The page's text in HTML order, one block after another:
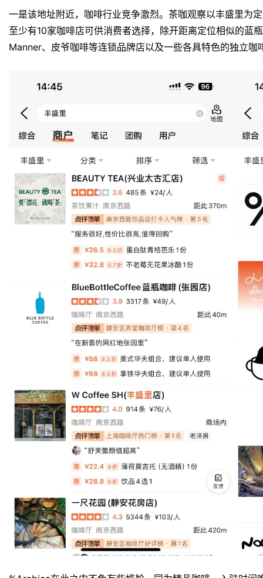
一是该地址附近，咖啡行业竞争激烈。茶咖观察以丰盛里为
至少有10家咖啡店可供消费者选择，除开距离定位相似的蓝
Manner、皮爷咖啡等连锁品牌店以及一些各具特色的独立咖